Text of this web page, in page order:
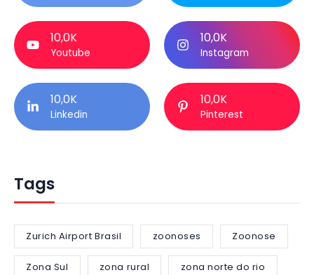
10,0K
Youtube
10,0K
Instagram
10,0K
Linkedin
10,0K
Pinterest
Tags
Zurich Airport Brasil zoonoses Zoonose
Zona Sul zona rural zona norte do rio